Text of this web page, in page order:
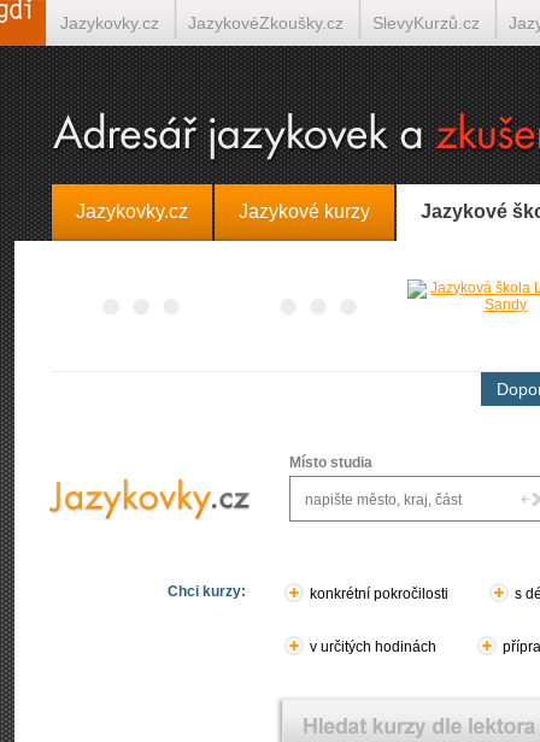
Jazykovky.cz Jazykové kurzy Jazykové
Místo studia
Chci kurzy: konkrétní pokročilosti s
v určitých hodinách
Jazykovky.cz JazykovéZkoušky.cz SlevyKurzů.cz
Španělština on-line Italština on-line Tlumočení-